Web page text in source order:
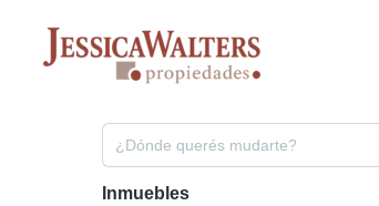
contenido
Inmuebles